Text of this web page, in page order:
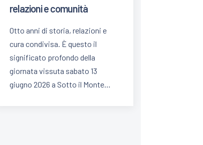
relazioni e comunità
Otto anni di storia, relazioni e
cura condivisa. È questo il
significato profondo della
giornata vissuta sabato 13
giugno 2026 a Sotto il Monte…